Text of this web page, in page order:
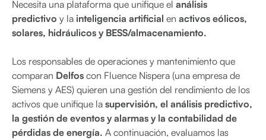
Necesita una plataforma que unifique el análisis
predictivo y la inteligencia artificial en activos eólicos,
solares, hidráulicos y BESS/almacenamiento.
Los responsables de operaciones y mantenimiento que
comparan Delfos con Fluence Nispera (una empresa de
Siemens y AES) quieren una gestión del rendimiento de los
activos que unifique la supervisión, el análisis predictivo,
la gestión de eventos y alarmas y la contabilidad de
pérdidas de energía. A continuación, evaluamos las